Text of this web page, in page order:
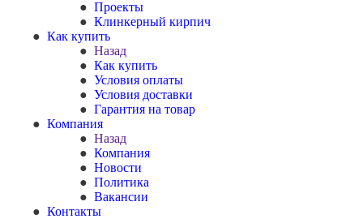
Проекты
Клинкерный кирпич
Как купить
Назад
Как купить
Условия оплаты
Условия доставки
Гарантия на товар
Компания
Назад
Компания
Новости
Политика
Вакансии
Контакты